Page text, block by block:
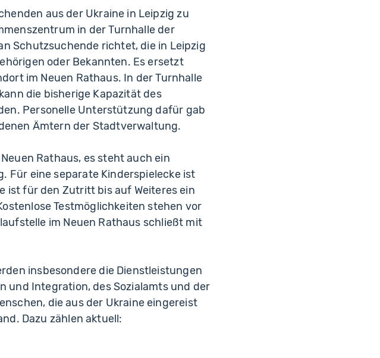
aus der Ukraine in Leipzig zu
in der Turnhalle der
Schutzsuchende richtet, die in Leipzig
oder Bekannten. Es ersetzt
im Neuen Rathaus. In der Turnhalle
die bisherige Kapazität des
Personelle Unterstützung dafür gab
Ämtern der Stadtverwaltung.
Rathaus, es steht auch ein
Für eine separate Kinderspielecke ist
ist für den Zutritt bis auf Weiteres ein
Testmöglichkeiten stehen vor
im Neuen Rathaus schließt mit
insbesondere die Dienstleistungen
und Integration, des Sozialamts und der
die aus der Ukraine eingereist
Dazu zählen aktuell: